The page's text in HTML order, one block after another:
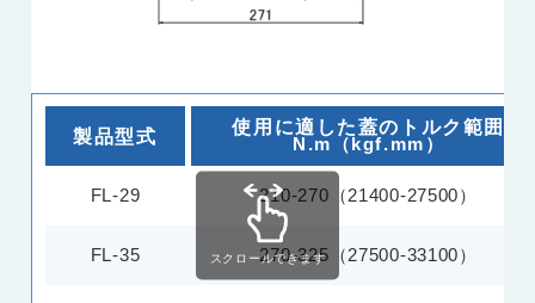
製品型式 使用に適した蓋のトルク範囲
N.m（kgf.mm）
FL-29 210-270（21400-27500）
FL-35 270-325（27500-33100）
スクロールできます